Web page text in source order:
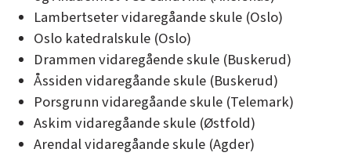
Lambertseter vidaregåande skule (Oslo)
Oslo katedralskule (Oslo)
Drammen vidaregående skule (Buskerud)
Åssiden vidaregåande skule (Buskerud)
Porsgrunn vidaregåande skule (Telemark)
Askim vidaregåande skule (Østfold)
Arendal vidaregåande skule (Agder)